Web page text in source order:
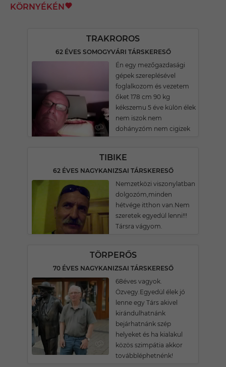
KÖRNYÉKÉN
TRAKROROS
62 ÉVES SOMOGYVÁRI TÁRSKERESŐ
Én egy mezőgazdasági
gépek szereplésével
foglalkozom és vezetem
őket 178 cm 90 kg
kékszemu 5 éve külön élek
nem iszok nem
dohányzóm nem cigizek
TIBIKE
62 ÉVES NAGYKANIZSAI TÁRSKERESŐ
Nemzetközi viszonylatban
dolgozóm,minden
hétvége itthon van.Nem
szeretek egyedül lenni!!!
Társra vágyom.
TÖRPERŐS
70 ÉVES NAGYKANIZSAI TÁRSKERESŐ
68éves vagyok.
Özvegy.Egyedül élek jó
lenne egy Társ akivel
kirándulhatnánk
bejárhatnánk szép
helyeket és ha kialakul
közös szimpátia akkor
továbbléphetnénk!